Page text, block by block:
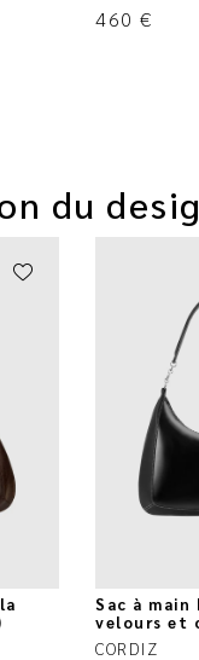
460 €
du
Sac à
velours et
CORDIZ